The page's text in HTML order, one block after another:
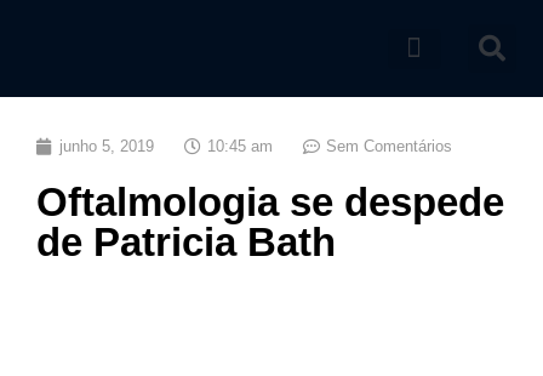
junho 5, 2019 10:45 am Sem Comentários
Oftalmologia se despede
de Patricia Bath